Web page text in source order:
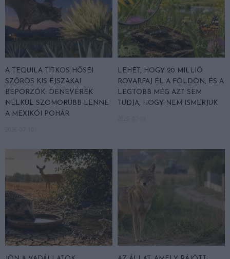
A TEQUILA TITKOS HŐSEI
SZŐRÖS KIS ÉJSZAKAI
BEPORZÓK: DENEVÉREK
NÉLKÜL SZOMORÚBB LENNE
A MEXIKÓI POHÁR
LEHET, HOGY 20 MILLIÓ
ROVARFAJ ÉL A FÖLDÖN, ÉS A
LEGTÖBB MÉG AZT SEM
TUDJA, HOGY NEM ISMERJÜK